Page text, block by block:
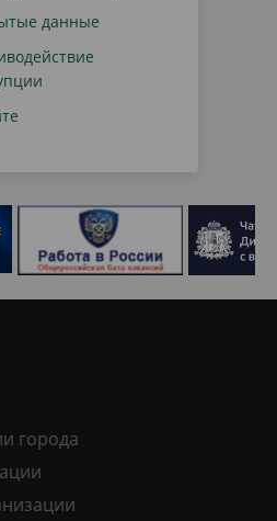
данные
города